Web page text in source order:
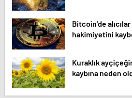
Bitcoin’de
hakimiyetini
Kuraklık
kaybına neden